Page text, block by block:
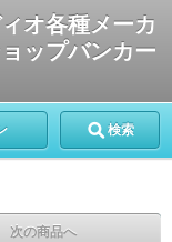
オ各種メーカ
ップバンカー
検索
次の商品へ